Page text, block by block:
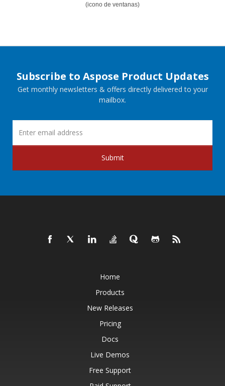
(icono de ventanas)
Subscribe to Aspose Product Updates
Get monthly newsletters & offers directly delivered to your
mailbox.
Submit
Home
Products
New Releases
Pricing
Docs
Live Demos
Free Support